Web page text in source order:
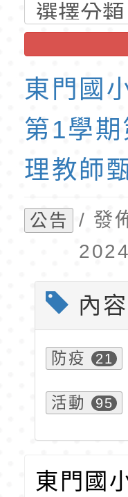
教師
程」
轉農
「115
訓練
育專
錄取
民小
理人
東門國
第1學
理教師
公告
/ 發
內
防疫 21
活動 95
東門國